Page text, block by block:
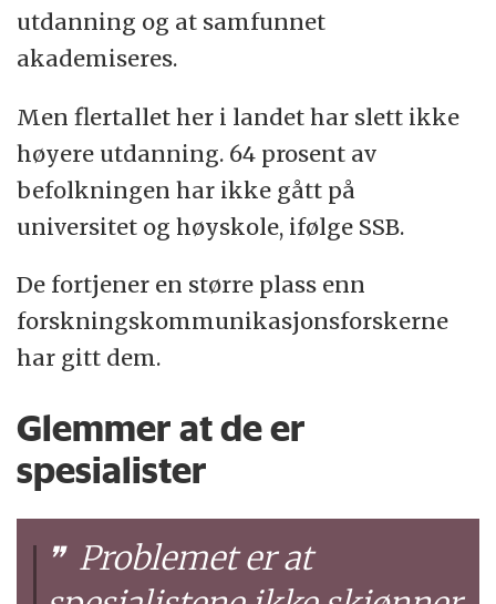
utdanning og at samfunnet
akademiseres.
Men flertallet her i landet har slett ikke
høyere utdanning. 64 prosent av
befolkningen har ikke gått på
universitet og høyskole, ifølge SSB.
De fortjener en større plass enn
forskningskommunikasjonsforskerne
har gitt dem.
Glemmer at de er
spesialister
Problemet er at